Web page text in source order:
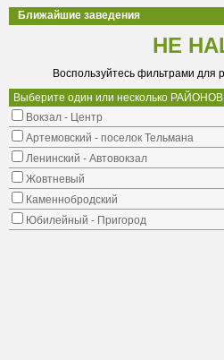
Ближайшие заведения
НЕ
Воспользуйтесь фильтрами
Выберите один или несколько
Вокзал - Центр
Артемовский - поселок Тельмана
Ленинский - Автовокзал
Жовтневый
Каменнобродский
Юбилейный - Пригород